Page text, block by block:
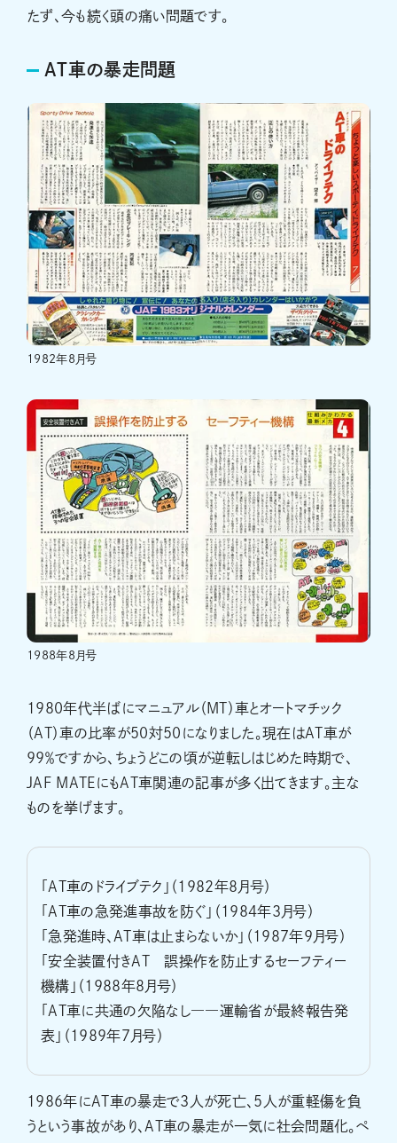
たず、今も続く頭の痛い問題です。
AT車の暴走問題
1982年8月号
1988年8月号
1980年代半ばにマニュアル（MT）車とオートマチック
（AT）車の比率が50対50になりました。現在はAT車が
99％ですから、ちょうどこの頃が逆転しはじめた時期で、
JAF MATEにもAT車関連の記事が多く出てきます。主な
ものを挙げます。
「AT車のドライブテク」（1982年8月号）
「AT車の急発進事故を防ぐ」（1984年3月号）
「急発進時、AT車は止まらないか」（1987年9月号）
「安全装置付きAT 誤操作を防止するセーフティー
機構」（1988年8月号）
「AT車に共通の欠陥なし――運輸省が最終報告発
表」（1989年7月号）
1986年にAT車の暴走で3人が死亡、5人が重軽傷を負
うという事故があり、AT車の暴走が一気に社会問題化。ペ